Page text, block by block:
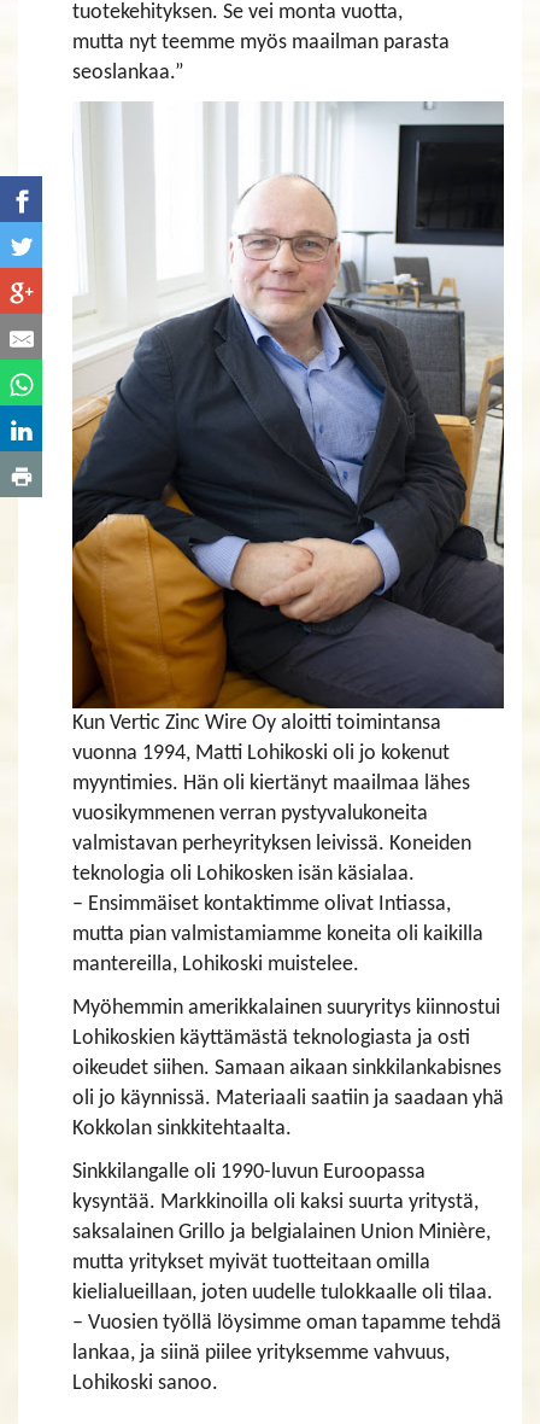
tuotekehityksen. Se vei monta vuotta,
mutta nyt teemme myös maailman parasta
seoslankaa.”
Kun Vertic Zinc Wire Oy aloitti toimintansa
vuonna 1994, Matti Lohikoski oli jo kokenut
myyntimies. Hän oli kiertänyt maailmaa lähes
vuosikymmenen verran pystyvalukoneita
valmistavan perheyrityksen leivissä. Koneiden
teknologia oli Lohikosken isän käsialaa.
– Ensimmäiset kontaktimme olivat Intiassa,
mutta pian valmistamiamme koneita oli kaikilla
mantereilla, Lohikoski muistelee.
Myöhemmin amerikkalainen suuryritys kiinnostui
Lohikoskien käyttämästä teknologiasta ja osti
oikeudet siihen. Samaan aikaan sinkkilankabisnes
oli jo käynnissä. Materiaali saatiin ja saadaan yhä
Kokkolan sinkkitehtaalta.
Sinkkilangalle oli 1990-luvun Euroopassa
kysyntää. Markkinoilla oli kaksi suurta yritystä,
saksalainen Grillo ja belgialainen Union Minière,
mutta yritykset myivät tuotteitaan omilla
kielialueillaan, joten uudelle tulokkaalle oli tilaa.
– Vuosien työllä löysimme oman tapamme tehdä
lankaa, ja siinä piilee yrityksemme vahvuus,
Lohikoski sanoo.